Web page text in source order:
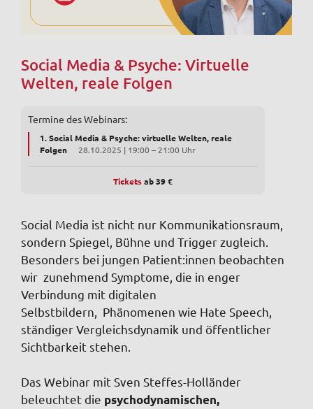
Social Media & Psyche: Virtuelle
Welten, reale Folgen
Termine des Webinars:
1. Social Media & Psyche: virtuelle Welten, reale
Folgen
28.10.2025 | 19:00 – 21:00 Uhr
Ticketsab 39€
Social Media ist nicht nur Kommunikationsraum,
sondern Spiegel, Bühne und Trigger zugleich.
Besonders bei jungen Patient:innen beobachten
wir zunehmend Symptome, die in enger
Verbindung mit digitalen
Selbstbildern, Phänomenen wie Hate Speech,
ständiger Vergleichsdynamik und öffentlicher
Sichtbarkeit stehen.
Das Webinar mit Sven Steffes-Holländer
beleuchtet die psychodynamischen,